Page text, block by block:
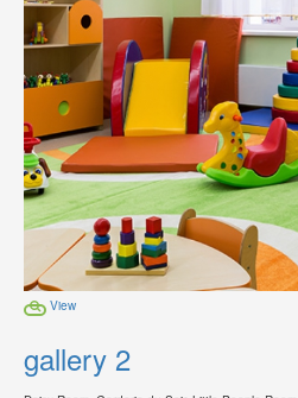
View
gallery 2